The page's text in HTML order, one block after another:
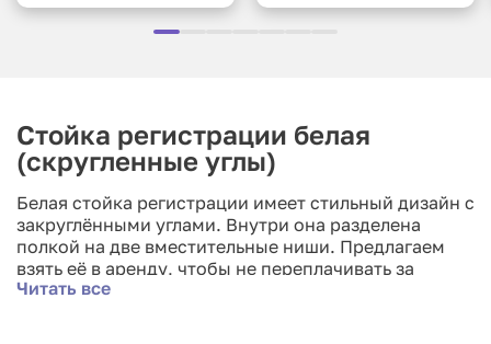
Стойка регистрации белая
(скругленные углы)
Белая стойка регистрации имеет стильный дизайн с
закруглёнными углами. Внутри она разделена
полкой на две вместительные ниши. Предлагаем
взять её в аренду, чтобы не переплачивать за
покупку на временное мероприятие. Такая стойка
Читать все